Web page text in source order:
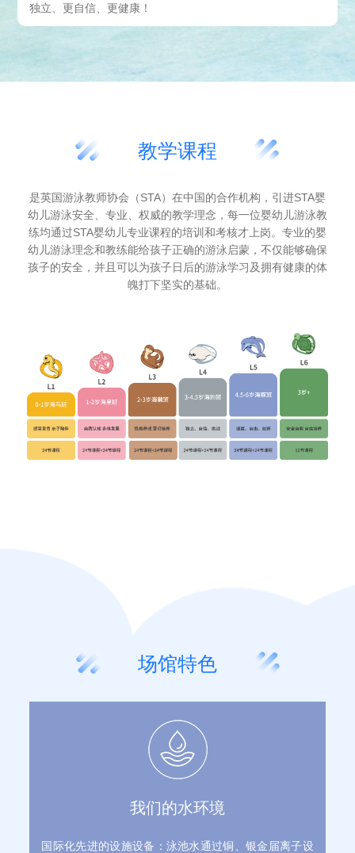
独立、更自信、更健康！
教学课程
是英国游泳教师协会（STA）在中国的合作机构，引进STA婴
幼儿游泳安全、专业、权威的教学理念，每一位婴幼儿游泳教
练均通过STA婴幼儿专业课程的培训和考核才上岗。专业的婴
幼儿游泳理念和教练能给孩子正确的游泳启蒙，不仅能够确保
孩子的安全，并且可以为孩子日后的游泳学习及拥有健康的体
魄打下坚实的基础。
场馆特色
我们的水环境
国际化先进的设施设备：泳池水通过铜、银金届离子设